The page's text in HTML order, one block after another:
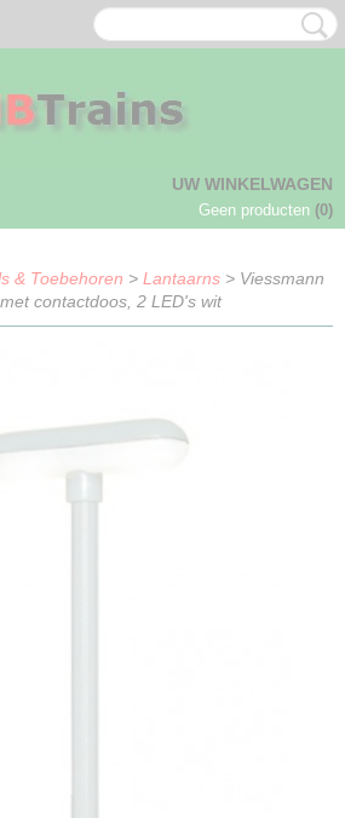
UW WINKELWAGEN
Geen producten (0)
& Toebehoren > Lantaarns > Viessmann
contactdoos, 2 LED's wit